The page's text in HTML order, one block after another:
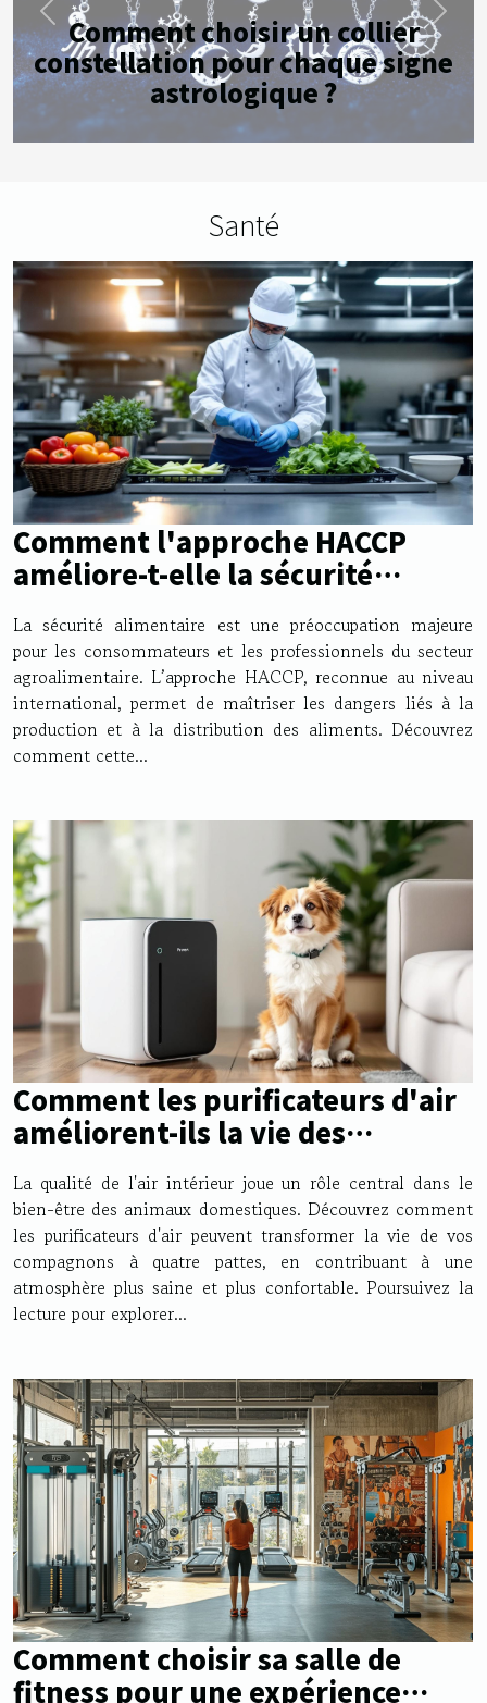
Comment choisir un collier
constellation pour chaque signe
astrologique ?
Previous Next
Santé
Comment l'approche HACCP
améliore-t-elle la sécurité
La sécurité alimentaire est une préoccupation majeure
pour les consommateurs et les professionnels du secteur
agroalimentaire. L’approche HACCP, reconnue au niveau
international, permet de maîtriser les dangers liés à la
production et à la distribution des aliments. Découvrez
comment cette...
Comment les purificateurs d'air
améliorent-ils la vie des
animaux domestiques ?
La qualité de l'air intérieur joue un rôle central dans le
bien-être des animaux domestiques. Découvrez comment
les purificateurs d'air peuvent transformer la vie de vos
compagnons à quatre pattes, en contribuant à une
atmosphère plus saine et plus confortable. Poursuivez la
lecture pour explorer...
Comment choisir sa salle de
fitness pour une expérience